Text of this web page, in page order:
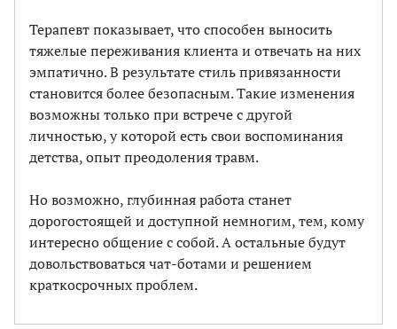
Терапевт показывает, что способен выносить
тяжелые переживания клиента и отвечать на них
эмпатично. В результате стиль привязанности
становится более безопасным. Такие изменения
возможны только при встрече с другой
личностью, у которой есть свои воспоминания
детства, опыт преодоления травм.
Но возможно, глубинная работа станет
дорогостоящей и доступной немногим, тем, кому
интересно общение с собой. А остальные будут
довольствоваться чат-ботами и решением
краткосрочных проблем.